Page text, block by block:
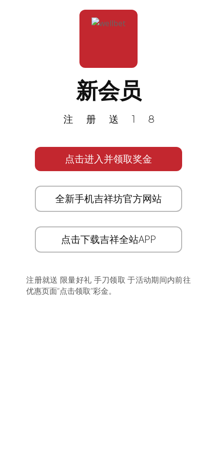
新会员
注册送18
点击进入并领取奖金
全新手机吉祥坊官方网站
点击下载吉祥全站APP
注册就送 限量好礼 手刀领取 于活动期间内前往
优惠页面”点击领取”彩金。